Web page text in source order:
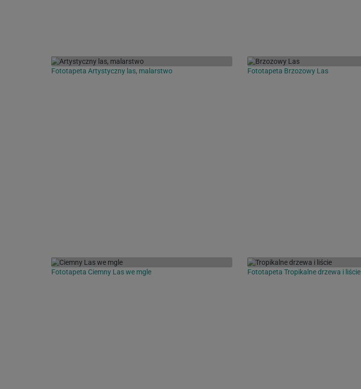
Fototapeta Artystyczny las, malarstwo Fototapeta Brzozowy Las
Fototapeta Ciemny Las we mgle Fototapeta Tropikalne drzewa i liście